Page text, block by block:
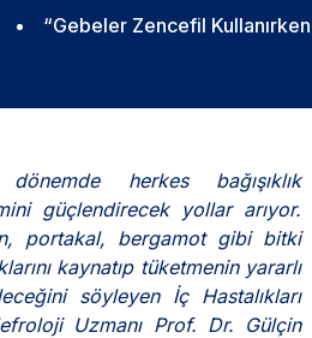
“Gebeler Zencefil
herkes bağışıklık
güçlendirecek yollar arıyor.
portakal, bergamot gibi bitki
kaynatıp tüketmenin yararlı
söyleyen İç Hastalıkları
Uzmanı Prof. Dr. Gülçin